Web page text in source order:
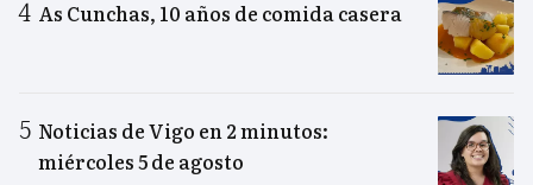
As Cunchas, 10 años de comida casera
Noticias de Vigo en 2 minutos:
miércoles 5 de agosto